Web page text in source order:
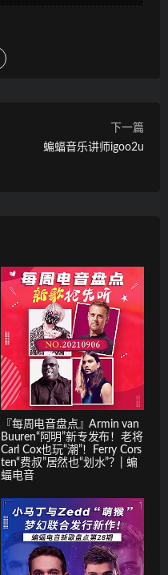
下一篇
蝙蝠音乐讲师igoo2u
『每周电音盘点』Armin van
Buuren“阿明”新专发布！老将
Carl Cox也玩“潮”！Ferry Cors
ten“费叔”居然也“划水”？| 蝙
蝠电音